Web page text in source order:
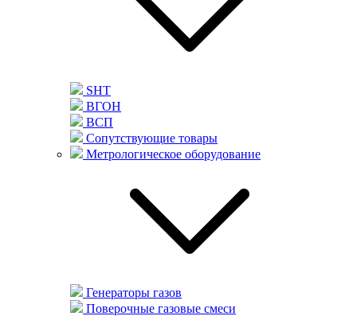
SHT
ВГОН
ВСП
Сопутствующие товары
Метрологическое оборудование
Генераторы газов
Поверочные газовые смеси